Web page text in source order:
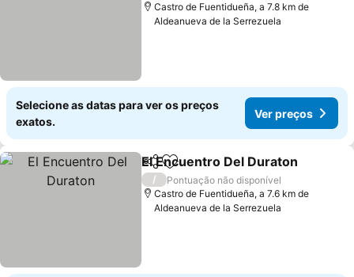
Castro de Fuentidueña, a 7.8 km de
Aldeanueva de la Serrezuela
Selecione as datas para ver os preços
exatos.
Ver preços
PartilharAdicionar aos favoritos
El Encuentro Del Duraton
/
Pontuação não disponível
Castro de Fuentidueña, a 7.6 km de
Aldeanueva de la Serrezuela